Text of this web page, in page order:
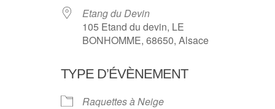
Etang du Devin
105 Etand du devin, LE
BONHOMME, 68650, Alsace
TYPE D’ÉVÈNEMENT
Raquettes à Neige